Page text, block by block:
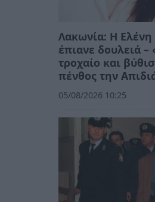
Λακωνία: Η Ελένη
έπιανε δουλειά –
τροχαίο και
πένθος την
05/08/2026 10:25